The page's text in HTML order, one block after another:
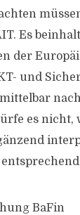
Es
der
und
es nicht,
BaFin